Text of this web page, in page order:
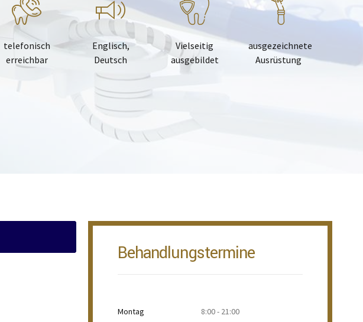
telefonisch
erreichbar
Englisch,
Deutsch
Vielseitig
ausgebildet
ausgezeichnete
Ausrüstung
Behandlungstermine
Montag 8:00 - 21:00